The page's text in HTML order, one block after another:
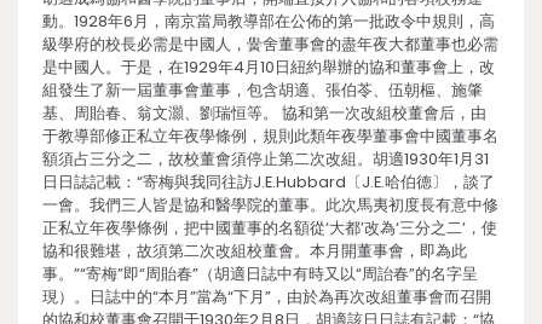
動。1928年6月，南京當局教導部在公佈的第一批政令中規則，高
級學府的校長必需是中國人，黌舍董事會的盡年夜大都董事也必需
是中國人。于是，在1929年4月10日紐約舉辦的協和董事會上，改
組發生了新一屆董事會董事，包含胡適、張伯苓、伍朝樞、施肇
基、周貽春、翁文灝、劉瑞恒等。 協和第一次改組校董會后，由
于教導部修正私立年夜學條例，規則此類年夜學董事會中國董事名
額須占三分之二，故校董會須停止第二次改組。胡適1930年1月31
日日誌記載：“寄梅與我同往訪J.E.Hubbard〔J.E.哈伯德〕，談了
一會。我們三人皆是協和醫學院的董事。此次馬夷初度長有意中修
正私立年夜學條例，把中國董事的名額從‘大都’改為‘三分之二’，使
協和很難堪，故須第二次改組校董會。本月開董事會，即為此
事。”“寄梅”即“周貽春”（胡適日誌中有時又以“周詒春”的名字呈
現）。日誌中的“本月”當為“下月”，由於為再次改組董事會而召開
的協和校董事會召開于1930年2月8日，胡適該日日誌有記載：“協